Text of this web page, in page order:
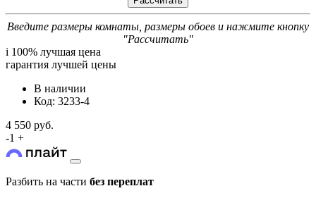
Введите размеры комнаты, размеры обоев и нажмите кнопку
"Рассчитать"
i 100% лучшая цена
гарантия лучшей цены
В наличии
Код: 3233-4
4 550 руб.
-1 +
Разбить на части без переплат